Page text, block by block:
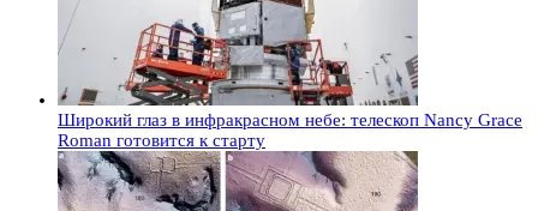
Широкий глаз в инфракрасном небе: телескоп Nancy Grace
Roman готовится к старту